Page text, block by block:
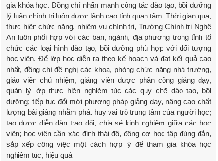
gia khóa học. Đồng chí nhấn mạnh công tác đào tạo, bồi dưỡng
lý luận chính trị luôn được lãnh đạo tỉnh quan tâm. Thời gian qua,
thực hiện chức năng, nhiệm vụ chính trị, Trường Chính trị Nghệ
An luôn phối hợp với các ban, ngành, địa phương trong tỉnh tổ
chức các loại hình đào tạo, bồi dưỡng phù hợp với đối tượng
học viên. Để lớp học diễn ra theo kế hoạch và đạt kết quả cao
nhất, đồng chí đề nghị các khoa, phòng chức năng nhà trường,
giáo viên chủ nhiệm, giảng viên được phân công giảng dạy,
quản lý lớp thực hiện nghiêm túc các quy chế đào tạo, bồi
dưỡng; tiếp tục đổi mới phương pháp giảng dạy, nâng cao chất
lượng bài giảng nhằm phát huy vai trò trung tâm của người học;
tạo được diễn đàn trao đổi, chia sẻ kinh nghiệm giữa các học
viên; học viên cần xác định thái độ, động cơ học tập đúng đắn,
sắp xếp công việc một cách hợp lý để tham gia khóa học
nghiêm túc, hiệu quả.